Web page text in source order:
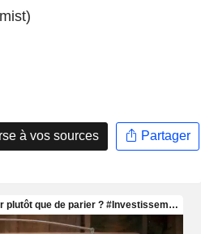
à vos sources Partager